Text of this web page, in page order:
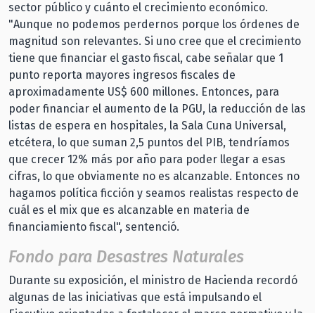
sector público y cuánto el crecimiento económico.
"Aunque no podemos perdernos porque los órdenes de
magnitud son relevantes. Si uno cree que el crecimiento
tiene que financiar el gasto fiscal, cabe señalar que 1
punto reporta mayores ingresos fiscales de
aproximadamente US$ 600 millones. Entonces, para
poder financiar el aumento de la PGU, la reducción de las
listas de espera en hospitales, la Sala Cuna Universal,
etcétera, lo que suman 2,5 puntos del PIB, tendríamos
que crecer 12% más por año para poder llegar a esas
cifras, lo que obviamente no es alcanzable. Entonces no
hagamos política ficción y seamos realistas respecto de
cuál es el mix que es alcanzable en materia de
financiamiento fiscal", sentenció.
Fondo para Desastres Naturales
Durante su exposición, el ministro de Hacienda recordó
algunas de las iniciativas que está impulsando el